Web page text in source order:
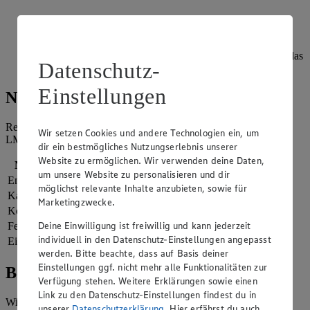
Risotto anrichten, die Butter in 4 Stückchen teilen und auf das
Risotto legen, mit dem Käse bestreuen und servieren.
Nährwerte
Referenzmenge für einen durchschnittlichen Erwachsenen laut
LMIV (8.400 kJ/2.000 kcal).
Nährwerte
pro Portion
Energie
1.989 kj (24 %)
Kalorien
475 kcal (24 %)
Kohlenhydrate
63 g
Fett
17 g
Eiweiß
12 g
Bewertung
Wie hat es dir geschmeckt?
Datenschutz-
Einstellungen
Wir setzen Cookies und andere Technologien ein, um
dir ein bestmögliches Nutzungserlebnis unserer
Website zu ermöglichen. Wir verwenden deine Daten,
um unsere Website zu personalisieren und dir
möglichst relevante Inhalte anzubieten, sowie für
Marketingzwecke.
Deine Einwilligung ist freiwillig und kann jederzeit
individuell in den Datenschutz-Einstellungen angepasst
werden. Bitte beachte, dass auf Basis deiner
Einstellungen ggf. nicht mehr alle Funktionalitäten zur
Verfügung stehen. Weitere Erklärungen sowie einen
Link zu den Datenschutz-Einstellungen findest du in